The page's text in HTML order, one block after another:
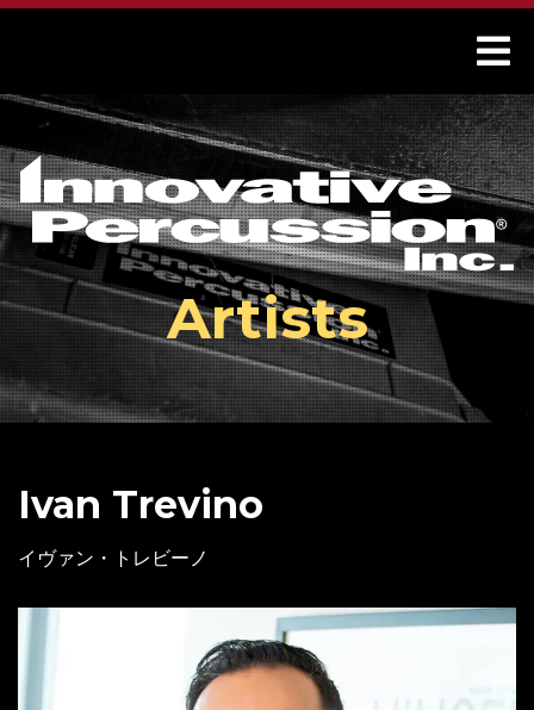
Artists
Ivan Trevino
イヴァン・トレビーノ